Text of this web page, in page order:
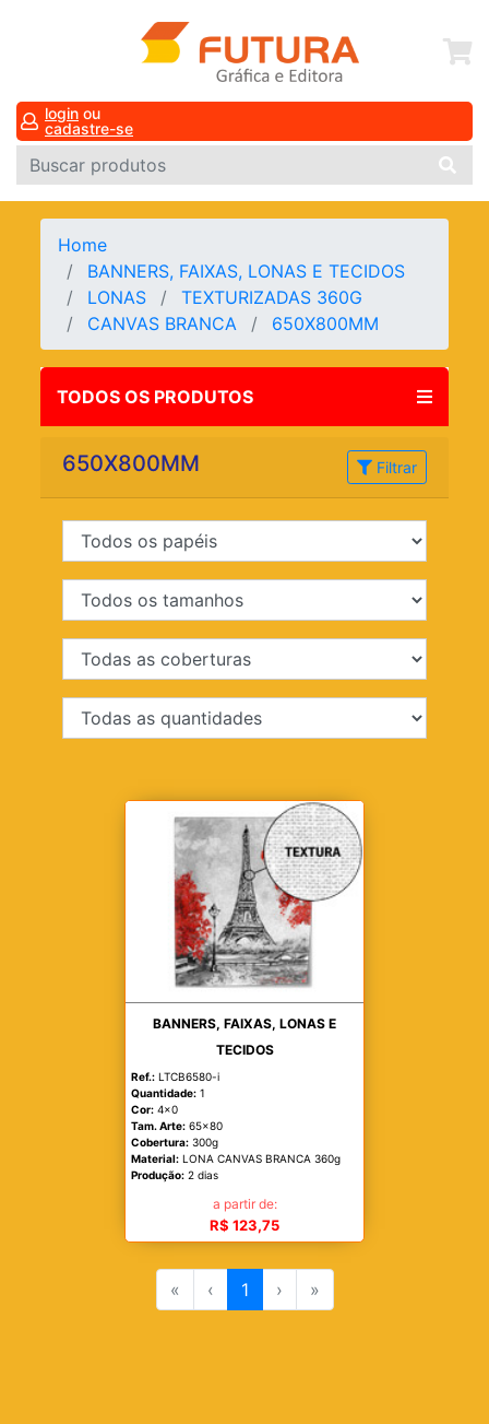
login ou
cadastre-se
Home
BANNERS, FAIXAS, LONAS E TECIDOS
LONAS
TEXTURIZADAS 360G
CANVAS BRANCA
650X800MM
TODOS OS PRODUTOS
650X800MM Filtrar
BANNERS, FAIXAS, LONAS E
TECIDOS
Ref.: LTCB6580-i
Quantidade: 1
Cor: 4x0
Tam. Arte: 65x80
Cobertura: 300g
Material: LONA CANVAS BRANCA 360g
Produção: 2 dias
a partir de:
R$ 123,75
« ‹ 1 › »